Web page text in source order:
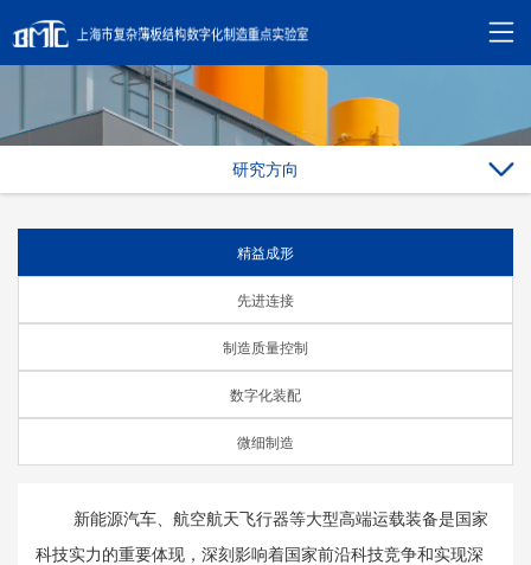
研究方向
精益成形
先进连接
制造质量控制
数字化装配
微细制造
新能源汽车、航空航天飞行器等大型高端运载装备是国家
科技实力的重要体现，深刻影响着国家前沿科技竞争和实现深